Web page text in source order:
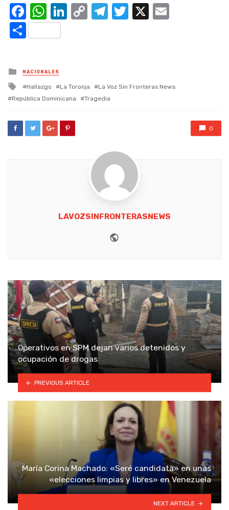
Facebook
WhatsApp
LinkedIn
CopyTelegram
Twitter
X
Compartir
Posted
in
NACIONALES
Tagged
with
Hallazgo La Toronja
La Voz Sin Fronteras News
República Dominicana
Tragedia
0
LAVOZSINFRONTERASNEWS
Operativos en SPM dejan varios detenidos y
ocupación de drogas
PREVIOUS ARTICLE
María Corina Machado: «Seré candidata» en unas
«elecciones limpias y libres» en Venezuela
NEXT ARTICLE